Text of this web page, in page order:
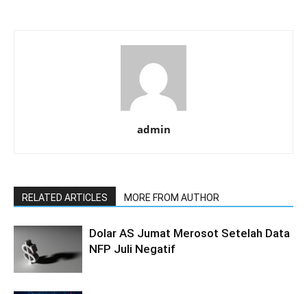
admin
RELATED ARTICLES MORE FROM AUTHOR
Dolar AS Jumat Merosot Setelah Data
NFP Juli Negatif